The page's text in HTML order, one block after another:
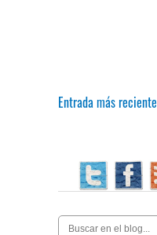
Entrada más reciente